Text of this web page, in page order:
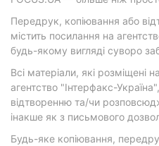
Передрук, копіювання або
містить посилання на
будь-якому вигляді суворо
Всі матеріали, які розміщені
агентство "Інтерфакс-
відтворенню та/чи
інакше як з письмового
Будь-яке копіювання,